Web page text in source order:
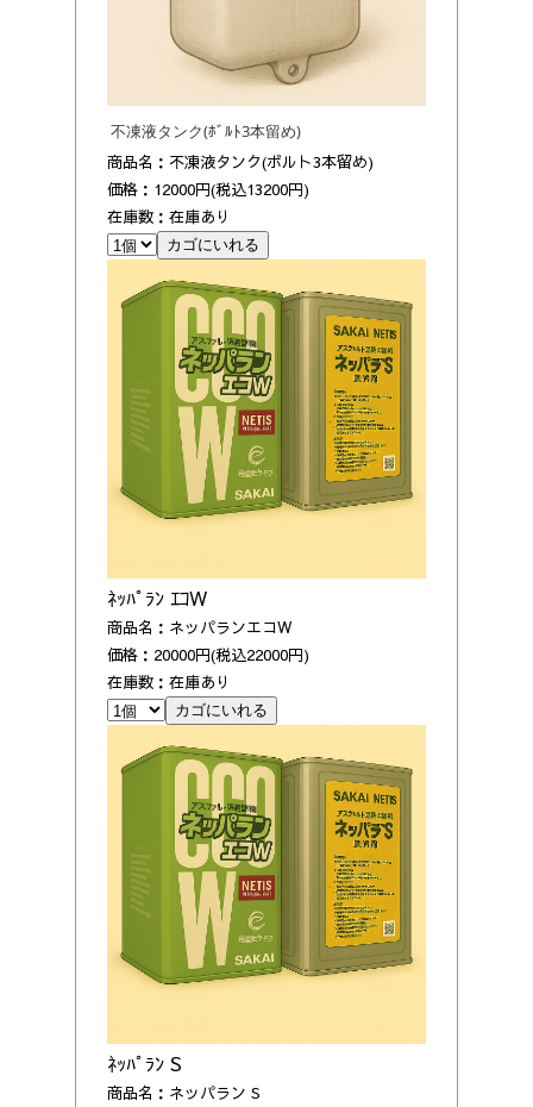
不凍液タンク(ﾎﾞﾙﾄ3本留め)
商品名：不凍液タンク(ボルト3本留め)
価格：12000円(税込13200円)
在庫数：在庫あり
ﾈｯﾊﾟﾗﾝ ｴｺW
商品名：ネッパランエコW
価格：20000円(税込22000円)
在庫数：在庫あり
ﾈｯﾊﾟﾗﾝ S
商品名：ネッパラン S